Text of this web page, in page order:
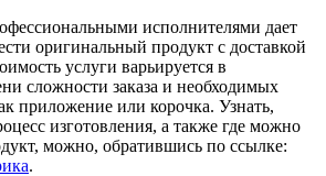
исполнителями дает
оригинальный продукт с доставкой
услуги варьируется в
сложности заказа и необходимых
приложение или корочка. Узнать,
изготовления, а также где можно
можно, обратившись по ссылке:
.